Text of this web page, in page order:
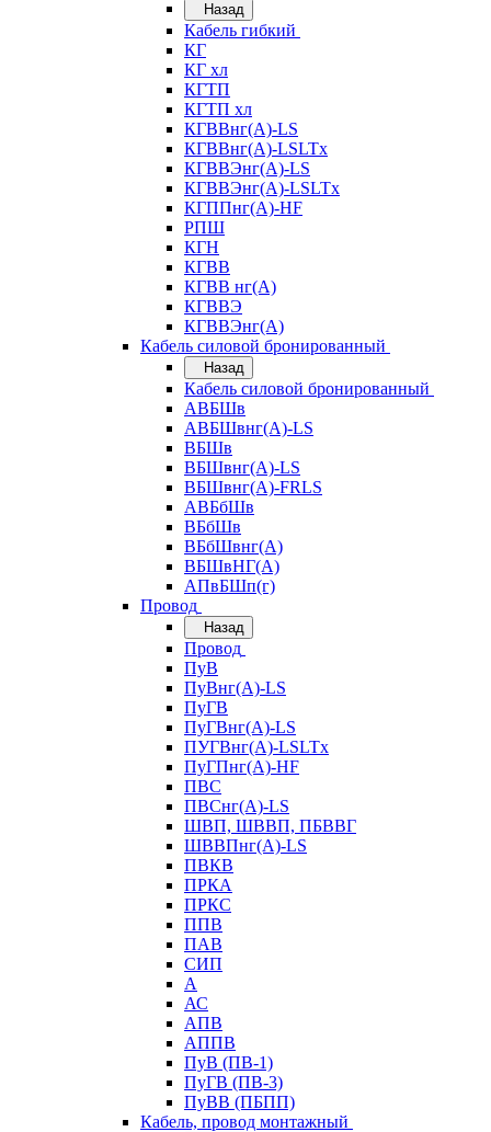
Назад
Кабель гибкий
КГ
КГ хл
КГТП
КГТП хл
КГВВнг(А)-LS
КГВВнг(А)-LSLTx
КГВВЭнг(А)-LS
КГВВЭнг(А)-LSLTx
КГППнг(А)-HF
РПШ
КГН
КГВВ
КГВВ нг(А)
КГВВЭ
КГВВЭнг(А)
Кабель силовой бронированный
Назад
Кабель силовой бронированный
АВБШв
АВБШвнг(А)-LS
ВБШв
ВБШвнг(А)-LS
ВБШвнг(А)-FRLS
АВБбШв
ВБбШв
ВБбШвнг(А)
ВБШвНГ(А)
АПвБШп(г)
Провод
Назад
Провод
ПуВ
ПуВнг(А)-LS
ПуГВ
ПуГВнг(А)-LS
ПУГВнг(А)-LSLTx
ПуГПнг(А)-HF
ПВС
ПВСнг(А)-LS
ШВП, ШВВП, ПБВВГ
ШВВПнг(А)-LS
ПВКВ
ПРКА
ПРКС
ППВ
ПАВ
СИП
А
АС
АПВ
АППВ
ПуВ (ПВ-1)
ПуГВ (ПВ-3)
ПуВВ (ПБПП)
Кабель, провод монтажный